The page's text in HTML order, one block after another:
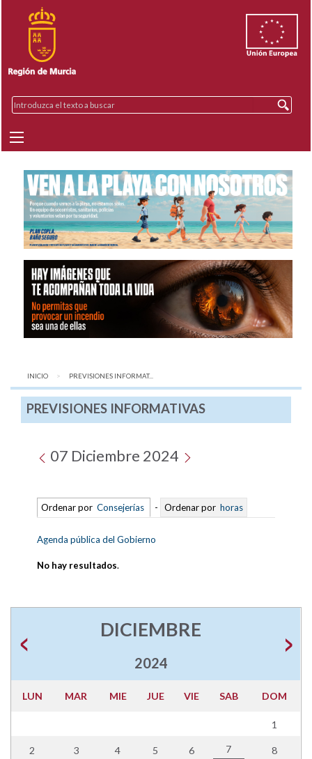
INICIO AQUÍ:
PREVISIONES INFORMAT...
PREVISIONES INFORMATIVAS
07 Diciembre 2024
Ordenar por Consejerías - Ordenar por horas
Agenda pública del Gobierno
No hay resultados.
DICIEMBRE
2024
LUN MAR MIE JUE VIE SAB DOM
1
2 3 4 5 6 7 8